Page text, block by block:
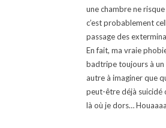
une chambre ne risque
c’est probablement
passage des
En fait, ma vraie
badtripe toujours à un
autre à imaginer que
peut-être déjà suicidé
là où je dors…